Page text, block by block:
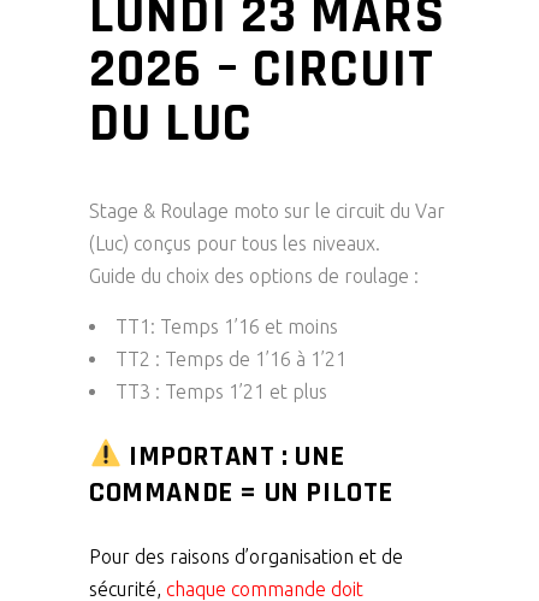
LUNDI 23 MARS
2026 – CIRCUIT
DU LUC
Stage & Roulage moto sur le circuit du Var
(Luc) conçus pour tous les niveaux.
Guide du choix des options de roulage :
TT1: Temps 1’16 et moins
TT2 : Temps de 1’16 à 1’21
TT3 : Temps 1’21 et plus
IMPORTANT : UNE
COMMANDE = UN PILOTE
Pour des raisons d’organisation et de
sécurité, chaque commande doit